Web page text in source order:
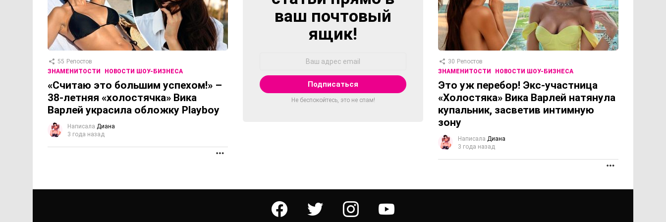
55 Репостов
ЗНАМЕНИТОСТИ
НОВОСТИ ШОУ-БИЗНЕСА
«Считаю это большим успехом!» –
38-летняя «холостячка» Вика
Варлей украсила обложку Playboy
Написала Диана
3 года назад
ваш почтовый
ящик!
Не беспокойтесь, это не спам!
30 Репостов
ЗНАМЕНИТОСТИ
НОВОСТИ ШОУ-БИЗНЕСА
Это уж перебор! Экс-участница
«Холостяка» Вика Варлей натянула
купальник, засветив интимную
зону
Написала Диана
3 года назад
facebook twitter instagram youtube